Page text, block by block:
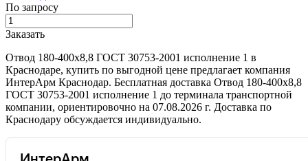
По запросу
Заказать
Отвод 180-400х8,8 ГОСТ 30753-2001 исполнение 1 в
Краснодаре, купить по выгодной цене предлагает компания
ИнтерАрм Краснодар. Бесплатная доставка Отвод 180-400х8,8
ГОСТ 30753-2001 исполнение 1 до терминала транспортной
компании, ориентировочно на 07.08.2026 г. Доставка по
Краснодару обсуждается индивидуально.